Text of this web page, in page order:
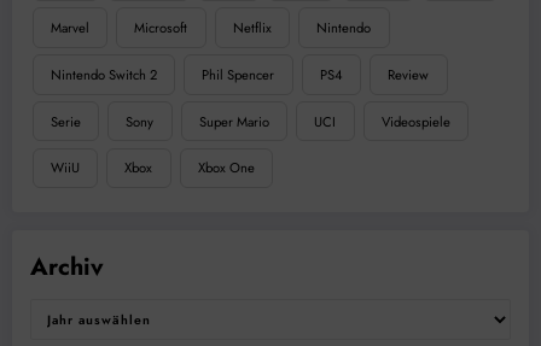
Marvel Microsoft Netflix Nintendo
Nintendo Switch 2 Phil Spencer PS4 Review
Serie Sony Super Mario UCI Videospiele
WiiU Xbox Xbox One